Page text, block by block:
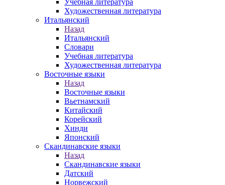
Учебная литература
Художественная литература
Итальянский
Назад
Итальянский
Словари
Учебная литература
Художественная литература
Восточные языки
Назад
Восточные языки
Вьетнамский
Китайский
Корейский
Хинди
Японский
Скандинавские языки
Назад
Скандинавские языки
Датский
Норвежский